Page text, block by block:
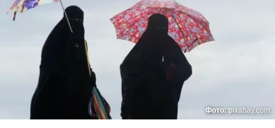
Фото: pixabay.com